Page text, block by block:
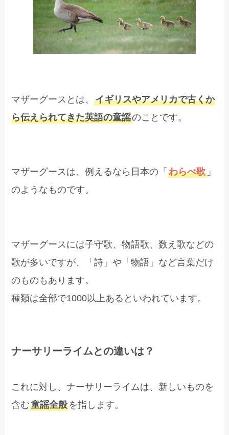
マザーグースとは、イギリスやアメリカで古くか
ら伝えられてきた英語の童謡のことです。
マザーグースは、例えるなら日本の「わらべ歌 」
のようなものです。
マザーグースには子守歌、物語歌、数え歌などの
歌が多いですが、「詩」や「物語」など言葉だけ
のものもあります。
種類は全部で1000以上あるといわれています。
ナーサリーライムとの違いは？
これに対し、ナーサリーライムは、新しいものを
含む童謡全般を指します。